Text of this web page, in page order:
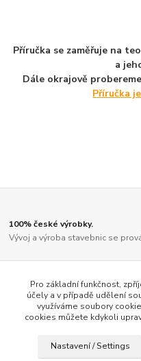
Příručka se zaměřuje na
a
Dále okrajově
Příručka
100% české výrobky.
Vývoj a výroba stavebnic se
Ne činskou lampičkou, jako u
Vysoký stupeň
Veškeré díly jsou pro snadnější
Pro základní funkčnost,
účely a v případě udělení
využíváme soubory
cookies můžete kdykoli
Nastavení / Settings